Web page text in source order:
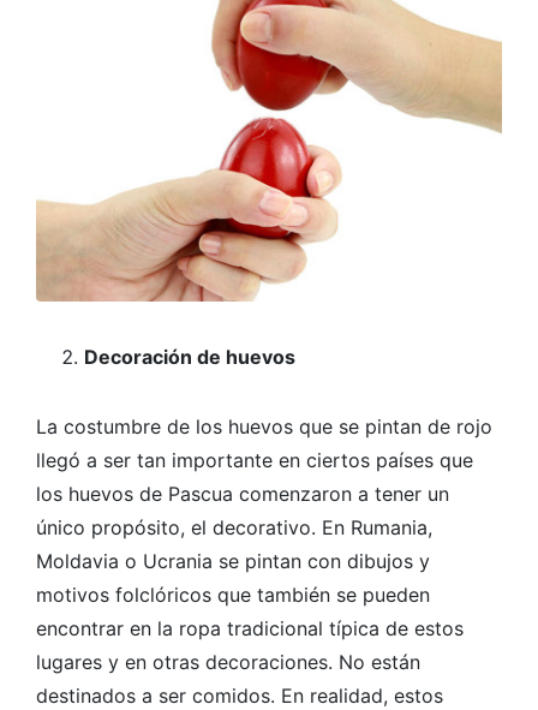
Decoración de huevos
La costumbre de los huevos que se pintan de rojo
llegó a ser tan importante en ciertos países que
los huevos de Pascua comenzaron a tener un
único propósito, el decorativo. En Rumania,
Moldavia o Ucrania se pintan con dibujos y
motivos folclóricos que también se pueden
encontrar en la ropa tradicional típica de estos
lugares y en otras decoraciones. No están
destinados a ser comidos. En realidad, estos